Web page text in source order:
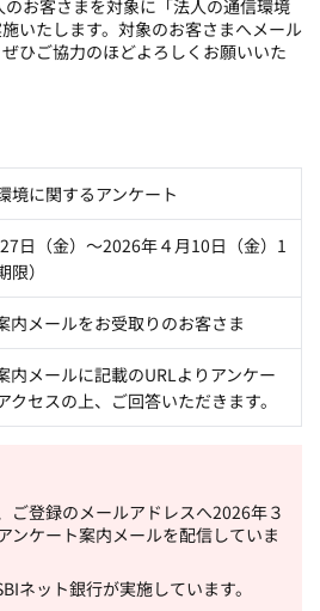
のお客さまを対象に「法人の通信環境
いたします。対象のお客さまへメール
ひご協力のほどよろしくお願いいた
境に関するアンケート
27日（金）～2026年４月10日（金） 1
限）
内メールをお受取りのお客さま
内メールに記載のURLよりアンケー
クセスの上、ご回答いただきます。
ご登録のメールアドレスへ2026年３
ンケート案内メールを配信していま
ネット銀行が実施しています。